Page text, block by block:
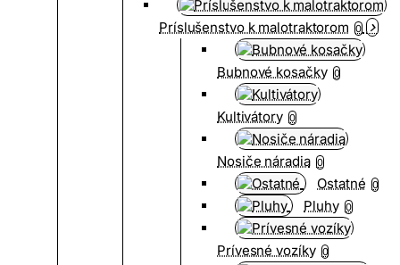
Príslušenstvo k malotraktorom 0
Bubnové kosačky 0
Kultivátory 0
Nosiče náradia 0
Ostatné 0
Pluhy 0
Prívesné vozíky 0